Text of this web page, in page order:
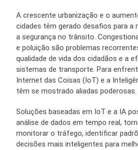
A crescente urbanização e o
cidades têm gerado desafios para a
a segurança no trânsito.
e poluição são problemas
qualidade de vida dos cidadãos e a
sistemas de transporte. Para
Internet das Coisas (IoT) e a
têm se mostrado aliadas poderosas.
Soluções baseadas em IoT e a IA
análise de dados em tempo real,
monitorar o tráfego, identificar
decisões mais inteligentes para